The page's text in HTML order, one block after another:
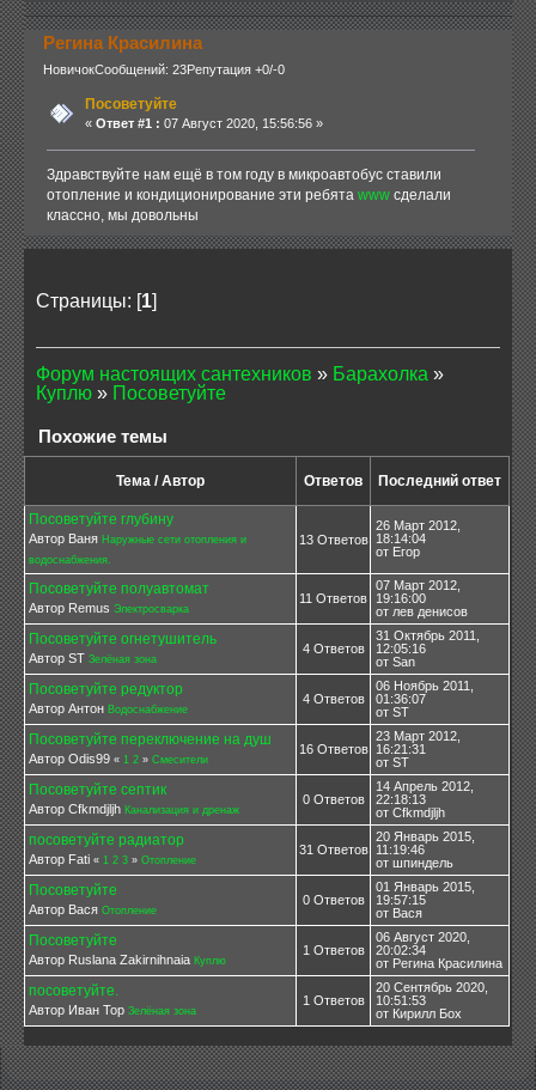
Регина Красилина
НовичокСообщений: 23Репутация +0/-0
Посоветуйте
« Ответ #1 : 07 Август 2020, 15:56:56 »
Здравствуйте нам ещё в том году в микроавтобус ставили
отопление и кондиционирование эти ребята wwwсделали
классно, мы довольны
Страницы: [1]
Форум настоящих сантехников » Барахолка »
Куплю » Посоветуйте
Похожие темы
Тема / Автор Ответов Последний ответ
Посоветуйте глубину
Автор Ваня Наружные сети отопления и
водоснабжения.
13 Ответов
26 Март 2012,
18:14:04
от Егор
Посоветуйте полуавтомат
Автор Remus Электросварка
11 Ответов
07 Март 2012,
19:16:00
от лев денисов
Посоветуйте огнетушитель
Автор ST Зелёная зона
4 Ответов
31 Октябрь 2011,
12:05:16
от San
Посоветуйте редуктор
Автор Антон Водоснабжение
4 Ответов
06 Ноябрь 2011,
01:36:07
от ST
Посоветуйте переключение на душ
Автор Odis99 « 1 2 » Смесители
16 Ответов
23 Март 2012,
16:21:31
от ST
Посоветуйте септик
Автор Cfkmdjljh Канализация и дренаж
0 Ответов
14 Апрель 2012,
22:18:13
от Cfkmdjljh
посоветуйте радиатор
Автор Fati « 1 2 3 » Отопление
31 Ответов
20 Январь 2015,
11:19:46
от шпиндель
Посоветуйте
Автор Вася Отопление
0 Ответов
01 Январь 2015,
19:57:15
от Вася
Посоветуйте
Автор Ruslana Zakirnihnaia Куплю
1 Ответов
06 Август 2020,
20:02:34
от Регина Красилина
посоветуйте.
Автор Иван Тор Зелёная зона
1 Ответов
20 Сентябрь 2020,
10:51:53
от Кирилл Бох